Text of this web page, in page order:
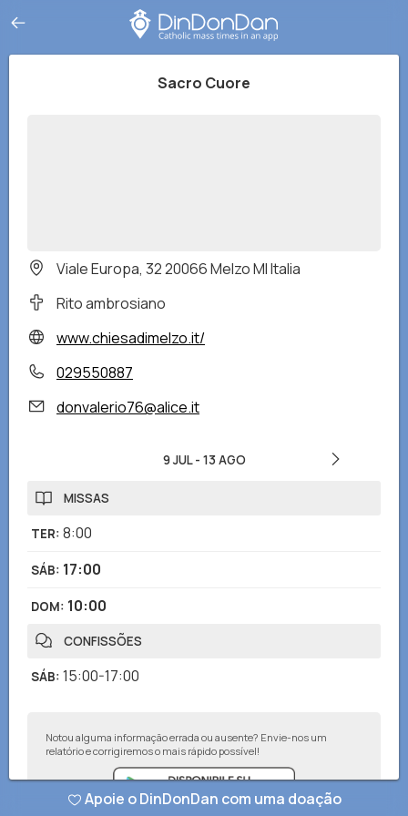
Sacro Cuore
Viale Europa, 32 20066 Melzo MI Italia
Rito ambrosiano
www.chiesadimelzo.it/
029550887
donvalerio76@alice.it
9 JUL- 13 AGO
MISSAS
TER: 8:00
SÁB: 17:00
DOM: 10:00
CONFISSÕES
SÁB: 15:00-17:00
Notou alguma informação errada ou ausente? Envie-nos um
relatório e corrigiremos o mais rápido possível!
Apoie o DinDonDan com uma doação